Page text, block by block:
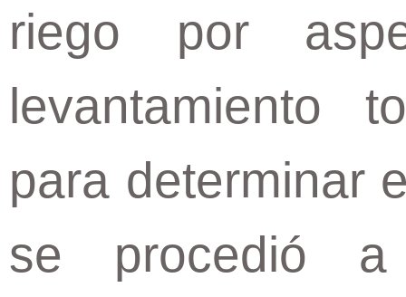
riego por
levantamiento
para determinar
se procedió